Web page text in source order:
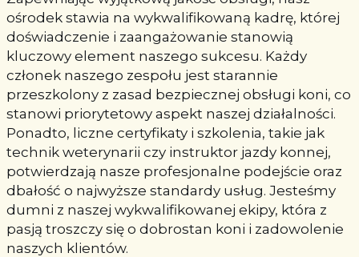
ośrodek stawia na wykwalifikowaną kadrę, której
doświadczenie i zaangażowanie stanowią
kluczowy element naszego sukcesu. Każdy
członek naszego zespołu jest starannie
przeszkolony z zasad bezpiecznej obsługi koni, co
stanowi priorytetowy aspekt naszej działalności.
Ponadto, liczne certyfikaty i szkolenia, takie jak
technik weterynarii czy instruktor jazdy konnej,
potwierdzają nasze profesjonalne podejście oraz
dbałość o najwyższe standardy usług. Jesteśmy
dumni z naszej wykwalifikowanej ekipy, która z
pasją troszczy się o dobrostan koni i zadowolenie
naszych klientów.